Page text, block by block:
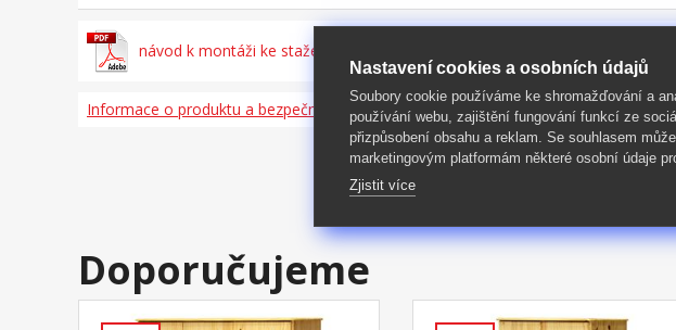
návod k montáži ke stažení zde
Informace o produktu a bezpečnosti
Doporučujeme
Nastavení cookies a osobních údajů
Soubory cookie používáme ke shromažďování a
používání webu, zajištění fungování funkcí ze
přizpůsobení obsahu a reklam. Se souhlasem
marketingovým platformám některé osobní údaje
Zjistit více